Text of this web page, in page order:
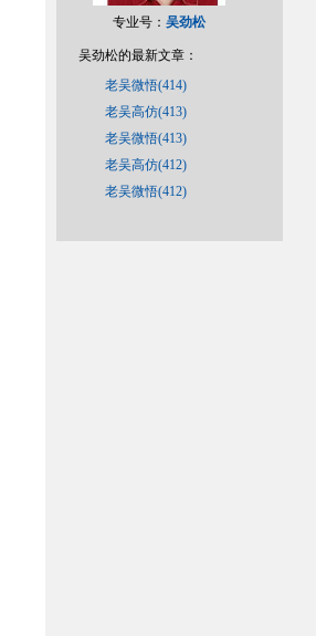
专业号： 吴劲松
吴劲松的最新文章：
老吴微悟(414)
老吴高仿(413)
老吴微悟(413)
老吴高仿(412)
老吴微悟(412)